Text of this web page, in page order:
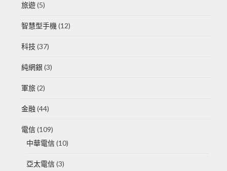
旅遊(5)
智慧型手機(12)
科技 (37)
純網銀 (3)
軍旅(2)
金融 (44)
電信(109)
中華電信(10)
亞太電信(3)